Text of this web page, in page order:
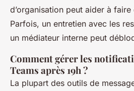
d’organisation peut aider à
Parfois, un entretien avec les
un médiateur interne peut
Comment gérer les
Teams après 19h ?
La plupart des outils de